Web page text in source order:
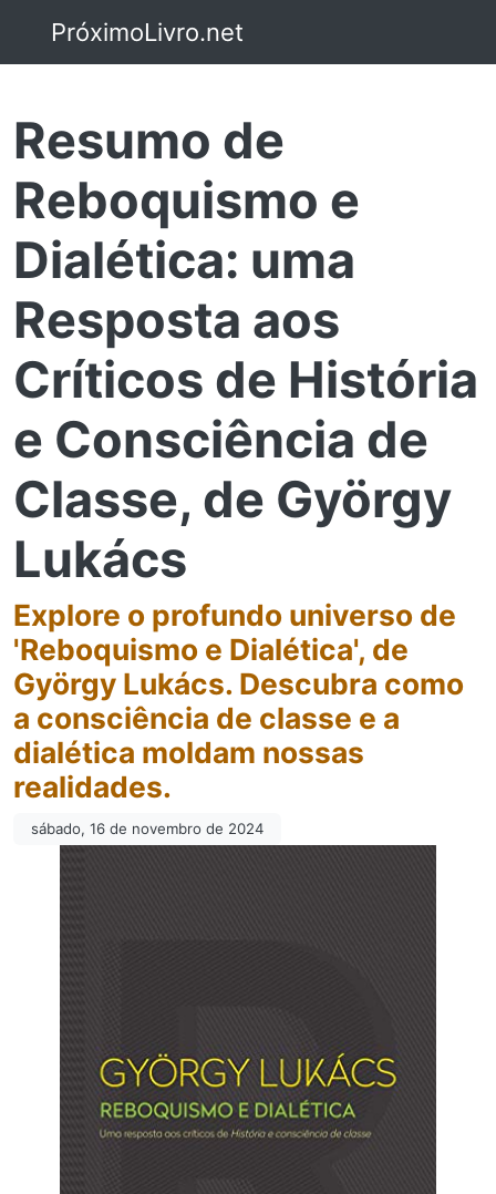
PróximoLivro.net
Resumo de
Reboquismo e
Dialética: uma
Resposta aos
Críticos de História
e Consciência de
Classe, de György
Lukács
Explore o profundo universo de
'Reboquismo e Dialética', de
György Lukács. Descubra como
a consciência de classe e a
dialética moldam nossas
realidades.
sábado, 16 de novembro de 2024